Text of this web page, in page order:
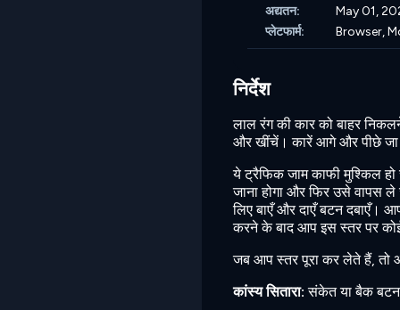
अद्यतन:
May 01,
प्लेटफार्म:
Browser,
निर्देश
लाल रंग की कार को बाहर
और खींचें। कारें आगे और पीछे जा
ये ट्रैफिक जाम काफी मुश्किल
जाना होगा और फिर उसे वापस
लिए बाएँ और दाएँ बटन
करने के बाद आप इस स्तर पर कोई
जब आप स्तर पूरा कर लेते हैं, तो
कांस्य सितारा: संकेत या बैक बटन